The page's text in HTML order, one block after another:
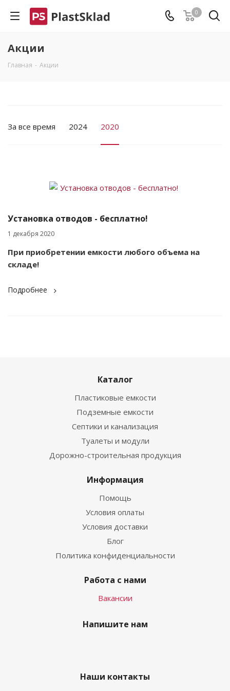
0
Акции
Главная - Акции
За все время 2024 2020
Установка отводов - бесплатно!
1 декабря 2020
При приобретении емкости любого объема на
складе!
Подробнее
Каталог
Пластиковые емкости
Подземные емкости
Септики и канализация
Туалеты и модули
Дорожно-строительная продукция
Информация
Помощь
Условия оплаты
Условия доставки
Блог
Политика конфиденциальности
Работа с нами
Вакансии
Напишите нам
Наши контакты